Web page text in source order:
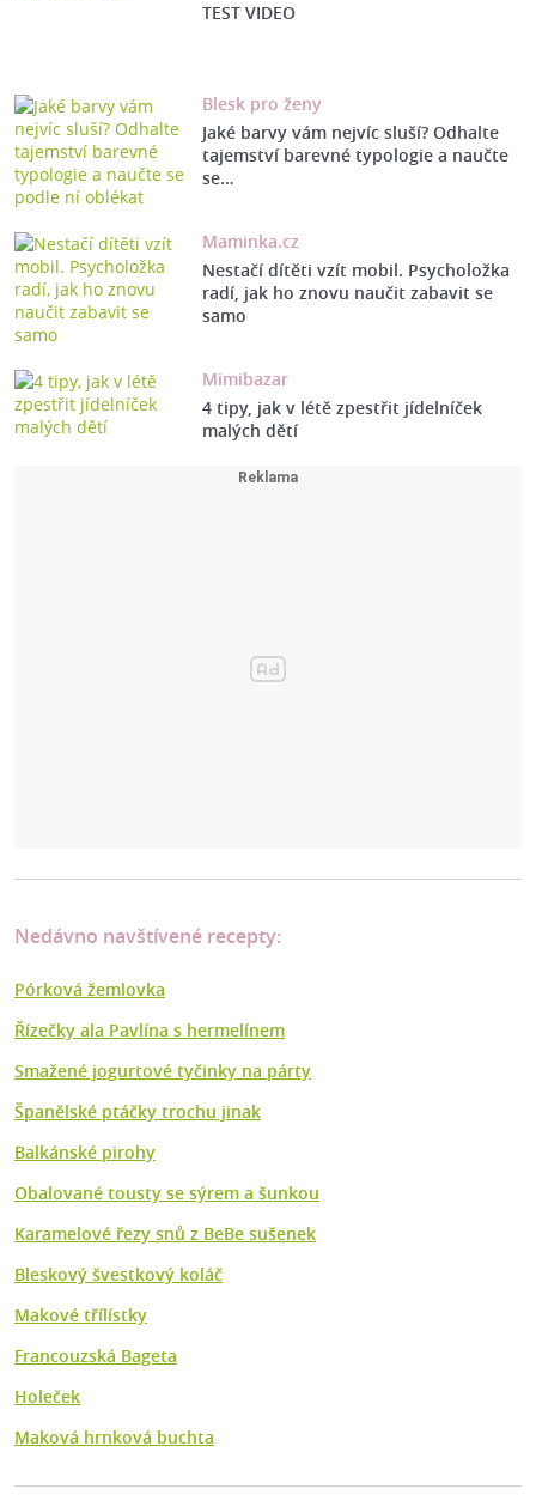
TEST VIDEO
Blesk pro ženy
Jaké barvy vám nejvíc sluší? Odhalte
tajemství barevné typologie a naučte
se…
Maminka.cz
Nestačí dítěti vzít mobil. Psycholožka
radí, jak ho znovu naučit zabavit se
samo
Mimibazar
4 tipy, jak v létě zpestřit jídelníček
malých dětí
Nedávno navštívené recepty:
Pórková žemlovka
Řízečky ala Pavlína s hermelínem
Smažené jogurtové tyčinky na párty
Španělské ptáčky trochu jinak
Balkánské pirohy
Obalované tousty se sýrem a šunkou
Karamelové řezy snů z BeBe sušenek
Bleskový švestkový koláč
Makové třílístky
Francouzská Bageta
Holeček
Maková hrnková buchta